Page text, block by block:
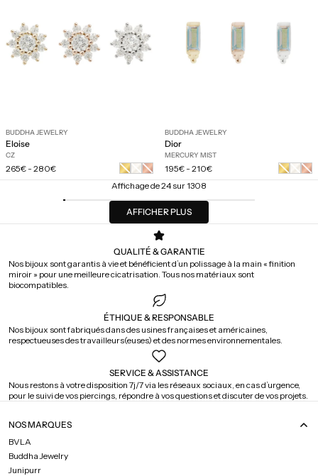
BUDDHA JEWELRY
Eloise
CZ
Prix
régulier
265€ - 280€
Or
jaune
Or
blanc
Or
rose
BUDDHA JEWELRY
Dior
MERCURY MIST
Prix
régulier
195€ - 210€
Or
jaune
Or
blanc
Or
rose
Affichage de 24 sur 1308
AFFICHER PLUS
QUALITÉ & GARANTIE
Nos bijoux sont garantis à vie et bénéficient d’un polissage à la main « finition
miroir » pour une meilleure cicatrisation. Tous nos matériaux sont
biocompatibles.
ÉTHIQUE & RESPONSABLE
Nos bijoux sont fabriqués dans des usines françaises et américaines,
respectueuses des travailleurs(euses) et des normes environnementales.
SERVICE & ASSISTANCE
Nous restons à votre disposition 7j/7 via les réseaux sociaux, en cas d’urgence,
pour le suivi de vos piercings, répondre à vos questions et discuter de vos projets.
NOS MARQUES
BVLA
Buddha Jewelry
Junipurr